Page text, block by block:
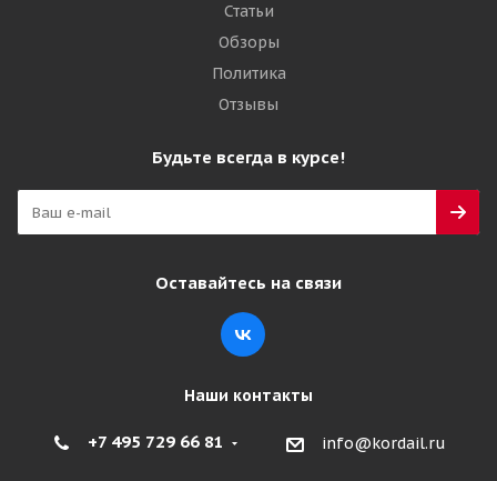
Статьи
Обзоры
Политика
Отзывы
Будьте всегда в курсе!
Оставайтесь на связи
Наши контакты
+7 495 729 66 81 info@kordail.ru